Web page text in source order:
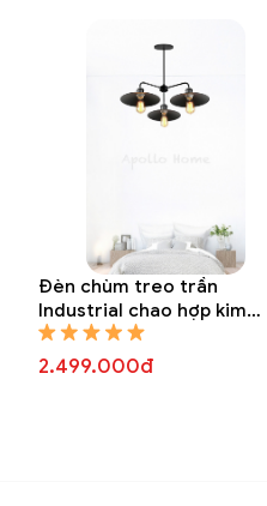
Đèn chùm treo trần
Industrial chao hợp kim
trang trí DTT 8301A
2.499.000đ